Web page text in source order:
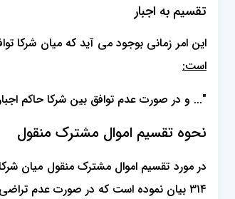
تقسیم به اجبار
این امر زمانی بوجود می آید که میان شرکا
است:
"... و در صورت عدم توافق ‌بین شرکا حاکم
نحوه تقسیم اموال مشترک منقول
در مورد تقسیم اموال مشترک منقول میان
٣١٤ بیان نموده است که در صورت عدم تراضی بین ورثه، ارزیابی اموال منقول به کارشناس رسمی دادگستری ارجاع داده می شود.